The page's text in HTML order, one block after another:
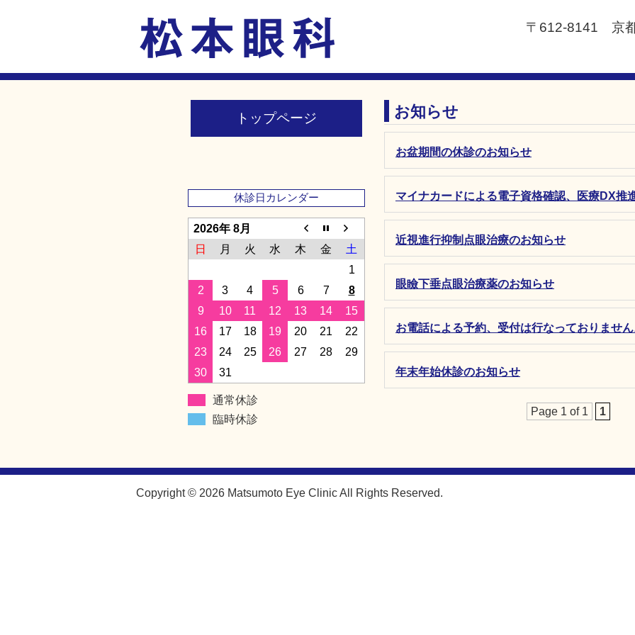
〒612-8141 京
お知らせ
お盆期間の休診のお知らせ
マイナカードによる電子資格確認、医療DX推
近視進行抑制点眼治療のお知らせ
眼瞼下垂点眼治療薬のお知らせ
お電話による予約、受付は行なっておりませ
年末年始休診のお知らせ
Page 1 of 1 1
トップページ
休診日カレンダー
2026年 8月
日
月 火 水 木 金
土
1
2
3 4 5 6 7
8
9
10 11 12 13 14
15
16
17 18 19 20 21
22
23
24 25 26 27 28
29
30
31
通常休診
臨時休診
Copyright © 2026 Matsumoto Eye Clinic All Rights Reserved.